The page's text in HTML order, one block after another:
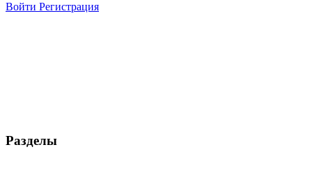
Войти Регистрация
Разделы